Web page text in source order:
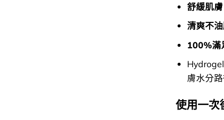
舒緩肌膚
清爽不油
100%滿
膚水分
使用一次